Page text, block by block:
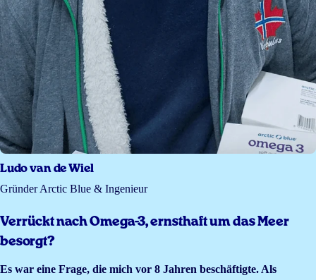
Ludo van de Wiel
Gründer Arctic Blue & Ingenieur
Verrückt nach Omega-3, ernsthaft um das Meer
besorgt?
Es war eine Frage, die mich vor 8 Jahren beschäftigte. Als